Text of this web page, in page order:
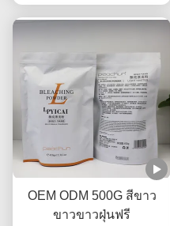
OEM ODM 500G สีขาว
ขาวขาวฝุ่นฟรี